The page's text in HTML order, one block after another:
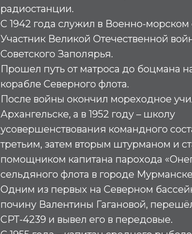
радиостанции.
С 1942 года служил в Военно-морском
Участник Великой Отечественной
Советского Заполярья.
Прошел путь от матроса до боцмана
корабле Северного флота.
После войны окончил мореходное
Архангельске, а в 1952 году – школу
усовершенствования командного
третьим, затем вторым штурманом и
помощником капитана парохода
сельдяного флота в городе
Одним из первых на Северном
почину Валентины Гагановой,
СРТ-4239 и вывел его в передовые.